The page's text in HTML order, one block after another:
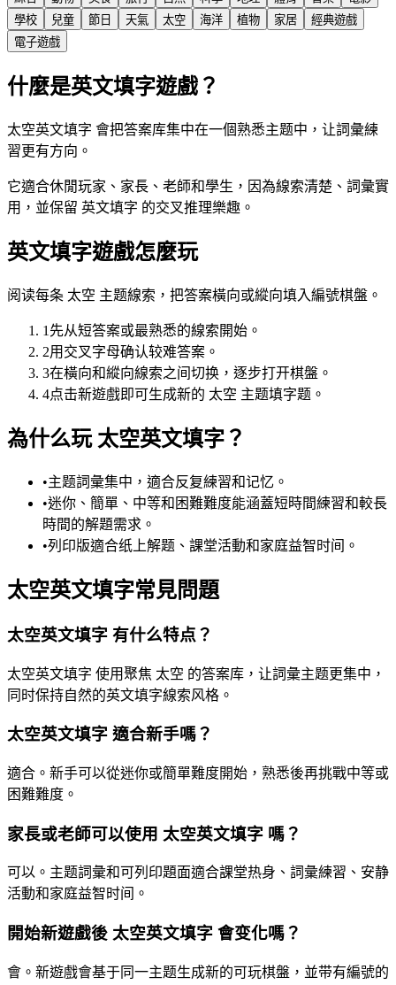
學校
兒童 節日 天氣 太空 海洋 植物 家居
經典遊戲
電子遊戲
什麼是英文填字遊戲？
太空英文填字 會把答案库集中在一個熟悉主题中，让詞彙練
習更有方向。
它適合休閒玩家、家長、老師和學生，因為線索清楚、詞彙實
用，並保留 英文填字 的交叉推理樂趣。
英文填字遊戲怎麼玩
阅读每条 太空 主题線索，把答案橫向或縱向填入編號棋盤。
1 先从短答案或最熟悉的線索開始。
2用交叉字母确认较难答案。
3在橫向和縱向線索之间切换，逐步打开棋盤。
4点击新遊戲即可生成新的 太空 主题填字题。
為什么玩 太空英文填字？
•主题詞彙集中，適合反复練習和记忆。
•迷你、簡單、中等和困難難度能涵蓋短時間練習和較長
時間的解題需求。
•列印版適合纸上解题、課堂活動和家庭益智时间。
太空英文填字常見問題
太空英文填字 有什么特点？
太空英文填字 使用聚焦 太空 的答案库，让詞彙主题更集中，
同时保持自然的英文填字線索风格。
太空英文填字 適合新手嗎？
適合。新手可以從迷你或簡單難度開始，熟悉後再挑戰中等或
困難難度。
家長或老師可以使用 太空英文填字 嗎？
可以。主题詞彙和可列印題面適合課堂热身、詞彙練習、安静
活動和家庭益智时间。
開始新遊戲後 太空英文填字 會变化嗎？
會。新遊戲會基于同一主题生成新的可玩棋盤，並带有編號的